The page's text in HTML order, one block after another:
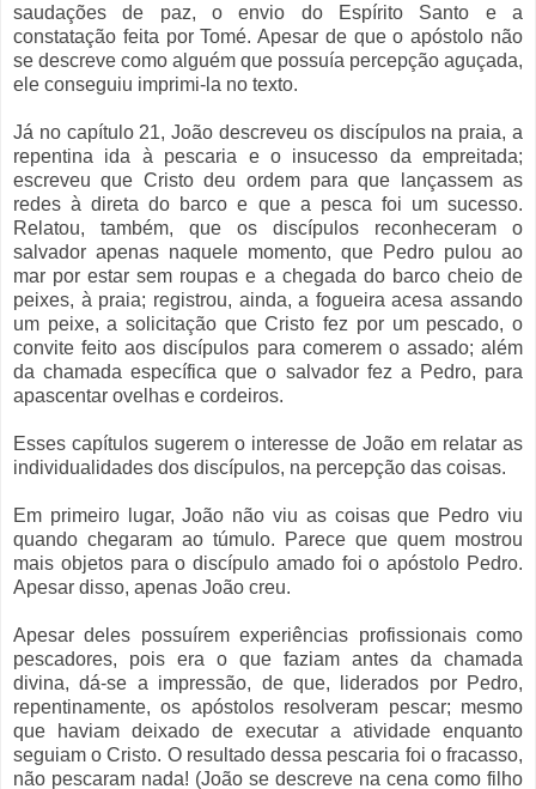
saudações de paz, o envio do Espírito Santo e a
constatação feita por Tomé. Apesar de que o apóstolo não
se descreve como alguém que possuía percepção aguçada,
ele conseguiu imprimi-la no texto.
Já no capítulo 21, João descreveu os discípulos na praia, a
repentina ida à pescaria e o insucesso da empreitada;
escreveu que Cristo deu ordem para que lançassem as
redes à direta do barco e que a pesca foi um sucesso.
Relatou, também, que os discípulos reconheceram o
salvador apenas naquele momento, que Pedro pulou ao
mar por estar sem roupas e a chegada do barco cheio de
peixes, à praia; registrou, ainda, a fogueira acesa assando
um peixe, a solicitação que Cristo fez por um pescado, o
convite feito aos discípulos para comerem o assado; além
da chamada específica que o salvador fez a Pedro, para
apascentar ovelhas e cordeiros.
Esses capítulos sugerem o interesse de João em relatar as
individualidades dos discípulos, na percepção das coisas.
Em primeiro lugar, João não viu as coisas que Pedro viu
quando chegaram ao túmulo. Parece que quem mostrou
mais objetos para o discípulo amado foi o apóstolo Pedro.
Apesar disso, apenas João creu.
Apesar deles possuírem experiências profissionais como
pescadores, pois era o que faziam antes da chamada
divina, dá-se a impressão, de que, liderados por Pedro,
repentinamente, os apóstolos resolveram pescar; mesmo
que haviam deixado de executar a atividade enquanto
seguiam o Cristo. O resultado dessa pescaria foi o fracasso,
não pescaram nada! (João se descreve na cena como filho